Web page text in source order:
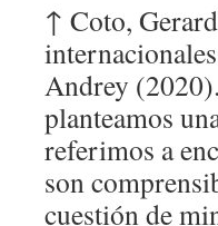
↑ Coto,
Andrey
planteamos
referimos a
son
cuestión de